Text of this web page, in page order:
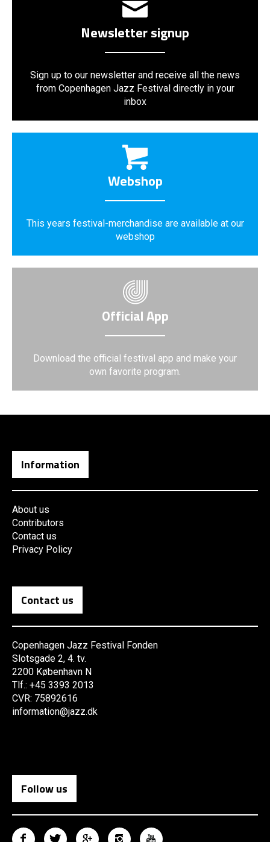
Newsletter signup
Sign up to our newsletter and receive all the news
from Copenhagen Jazz Festival directly in your
inbox
Webshop
This years festival-merchandise are available at our
webshop
Official App
Download the official festival app and make your
own favorite program.
Information
About us
Contributors
Contact us
Privacy Policy
Contact us
Copenhagen Jazz Festival Fonden
Slotsgade 2, 4. tv.
2200 København N
Tlf.: +45 3393 2013
CVR: 75892616
information@jazz.dk
Follow us